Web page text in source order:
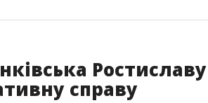
Ростиславу
справу